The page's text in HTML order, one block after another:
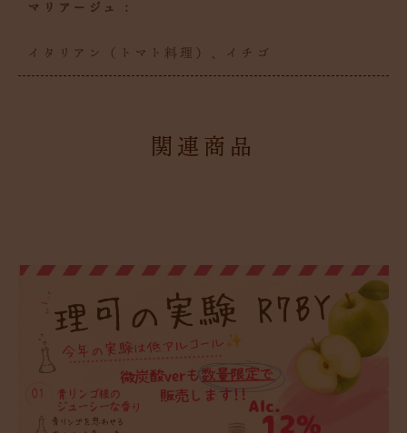
マリアージュ :
イタリアン（トマト料理）、イチゴ
関連商品